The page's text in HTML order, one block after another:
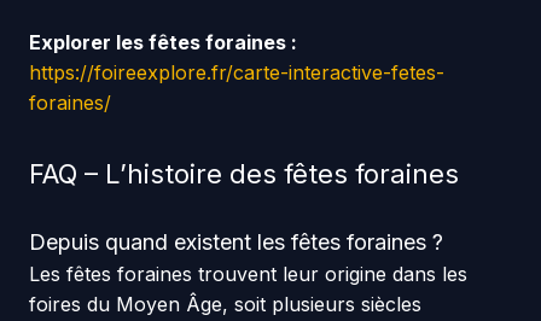
Explorer les fêtes foraines :
https://foireexplore.fr/carte-interactive-fetes-
foraines/
FAQ – L’histoire des fêtes foraines
Depuis quand existent les fêtes foraines ?
Les fêtes foraines trouvent leur origine dans les
foires du Moyen Âge, soit plusieurs siècles